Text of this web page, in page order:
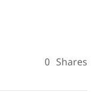
0 Shares